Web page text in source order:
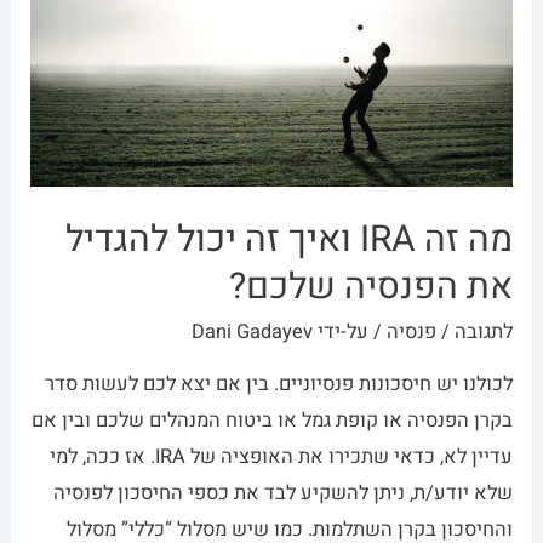
מה זה IRA ואיך זה יכול להגדיל
את הפנסיה שלכם?
לתגובה / פנסיה / על-ידיDani Gadayev
לכולנו יש חיסכונות פנסיוניים. בין אם יצא לכם לעשות סדר
בקרן הפנסיה או קופת גמל או ביטוח המנהלים שלכם ובין אם
עדיין לא, כדאי שתכירו את האופציה של IRA. אז ככה, למי
שלא יודע/ת, ניתן להשקיע לבד את כספי החיסכון לפנסיה
והחיסכון בקרן השתלמות. כמו שיש מסלול “כללי” מסלול